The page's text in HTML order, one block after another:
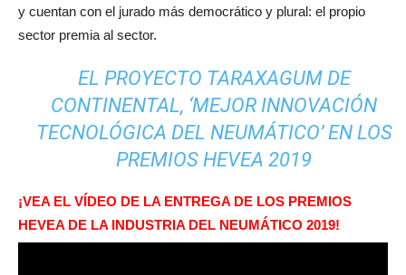
y cuentan con el jurado más democrático y plural: el propio
sector premia al sector.
EL PROYECTO TARAXAGUM DE
CONTINENTAL, ‘MEJOR INNOVACIÓN
TECNOLÓGICA DEL NEUMÁTICO’ EN LOS
PREMIOS HEVEA 2019
¡VEA EL VÍDEO DE LA ENTREGA DE LOS PREMIOS
HEVEA DE LA INDUSTRIA DEL NEUMÁTICO 2019!